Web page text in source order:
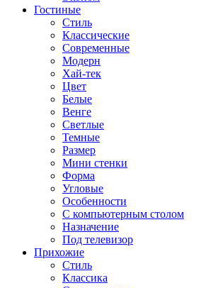
Гостиные
Стиль
Классические
Современные
Модерн
Хай-тек
Цвет
Белые
Венге
Светлые
Темные
Размер
Мини стенки
Форма
Угловые
Особенности
С компьютерным столом
Назначение
Под телевизор
Прихожие
Стиль
Классика